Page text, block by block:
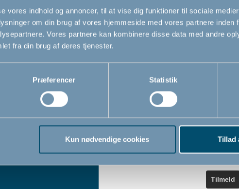
vores indhold og annoncer, til at vise dig funktioner til sociale
om din brug af vores hjemmeside med vores partnere inden
Vores partnere kan kombinere disse data med andre
fra din brug af deres tjenester.
Præferencer Statistik
Kun nødvendige cookies Tillad
Navn
Email
Jeg accepterer at modtage nyhedsbreve
Ved at tilmelde dig vores nyhedsbrev
Tilmeld